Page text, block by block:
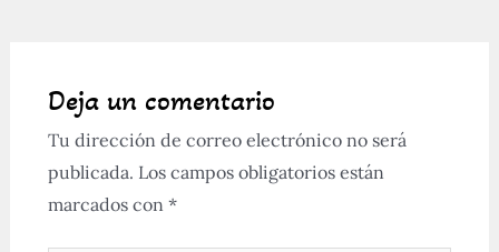
Deja un comentario
Tu dirección de correo electrónico no será
publicada. Los campos obligatorios están
marcados con *